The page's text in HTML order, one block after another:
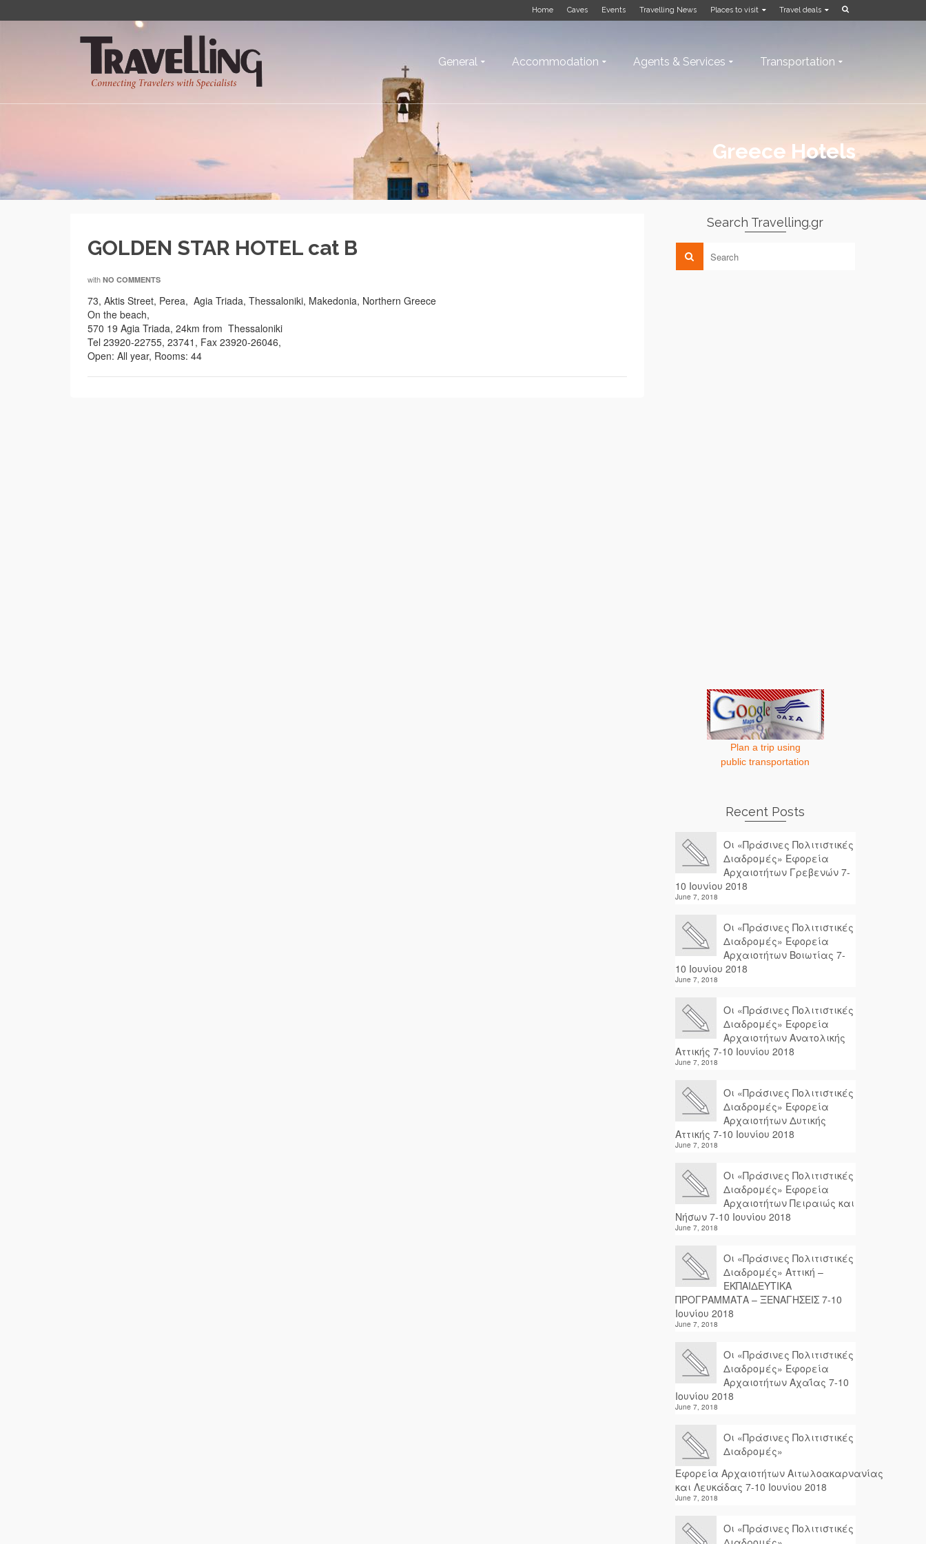
Home Caves Events Travelling News Places to visit Travel deals
General Accommodation Agents & Services Transportation
Greece Hotels
GOLDEN STAR HOTEL cat B
with NO COMMENTS
73, Aktis Street, Perea, Agia Triada, Thessaloniki, Makedonia, Northern Greece
On the beach,
570 19 Agia Triada, 24km from Thessaloniki
Tel 23920-22755, 23741, Fax 23920-26046,
Open: All year, Rooms: 44
Search Travelling.gr
Plan a trip using
public transportation
Recent Posts
Οι «Πράσινες Πολιτιστικές
Διαδρομές» Εφορεία
Αρχαιοτήτων Γρεβενών 7-
10 Ιουνίου 2018
June 7, 2018
Οι «Πράσινες Πολιτιστικές
Διαδρομές» Εφορεία
Αρχαιοτήτων Βοιωτίας 7-
10 Ιουνίου 2018
June 7, 2018
Οι «Πράσινες Πολιτιστικές
Διαδρομές» Εφορεία
Αρχαιοτήτων Ανατολικής
Αττικής 7-10 Ιουνίου 2018
June 7, 2018
Οι «Πράσινες Πολιτιστικές
Διαδρομές» Εφορεία
Αρχαιοτήτων Δυτικής
Αττικής 7-10 Ιουνίου 2018
June 7, 2018
Οι «Πράσινες Πολιτιστικές
Διαδρομές» Εφορεία
Αρχαιοτήτων Πειραιώς και
Νήσων 7-10 Ιουνίου 2018
June 7, 2018
Οι «Πράσινες Πολιτιστικές
Διαδρομές» Αττική –
ΕΚΠΑΙΔΕΥΤΙΚΑ
ΠΡΟΓΡΑΜΜΑΤΑ – ΞΕΝΑΓΗΣΕΙΣ 7-10
Ιουνίου 2018
June 7, 2018
Οι «Πράσινες Πολιτιστικές
Διαδρομές» Εφορεία
Αρχαιοτήτων Αχαΐας 7-10
Ιουνίου 2018
June 7, 2018
Οι «Πράσινες Πολιτιστικές
Διαδρομές»
Εφορεία Αρχαιοτήτων Αιτωλοακαρνανίας
και Λευκάδας 7-10 Ιουνίου 2018
June 7, 2018
Οι «Πράσινες Πολιτιστικές